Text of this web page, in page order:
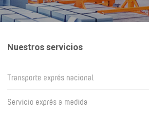
Nuestros servicios
Transporte exprés nacional
Servicio exprés a medida